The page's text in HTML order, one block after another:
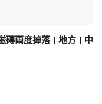
磚兩度掉落 | 地方 | 中